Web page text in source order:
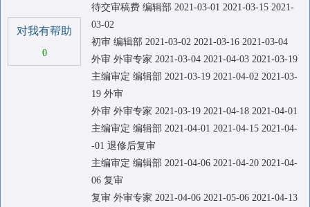
对我有帮助
0
待交审稿费 编辑部 2021-03-01 2021-03-15 2021-
03-02
初审 编辑部 2021-03-02 2021-03-16 2021-03-04
外审 外审专家 2021-03-04 2021-04-03 2021-03-19
主编审定 编辑部 2021-03-19 2021-04-02 2021-03-
19 外审
外审 外审专家 2021-03-19 2021-04-18 2021-04-01
主编审定 编辑部 2021-04-01 2021-04-15 2021-04-
-01 退修后复审
主编审定 编辑部 2021-04-06 2021-04-20 2021-04-
06 复审
复审 外审专家 2021-04-06 2021-05-06 2021-04-13